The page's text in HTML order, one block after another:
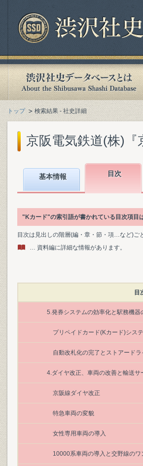
トップ 検索結果 - 社史詳細
京阪電気鉄道(株)
基本情報 目次
"Kカード"の索引語が書かれている目次項目
目次は見出しの階層(編・章・節・項…など)ご
… 資料編に詳細な情報があります。
目
5.発券システムの効率化と駅務機器
プリペイドカード(Kカード)シス
自動改札化の完了とストアード
4.ダイヤ改正、車両の改善と輸送サ
京阪線ダイヤ改正
特急車両の変貌
女性専用車両の導入
10000系車両の導入と交野線のワ